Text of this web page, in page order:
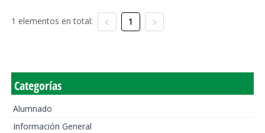
1 elementos en total: 1
Categorías
Alumnado
Información General